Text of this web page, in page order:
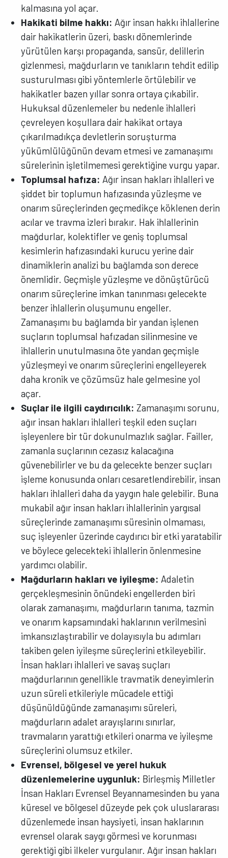
kalmasına yol açar.
Hakikati bilme hakkı: Ağır insan hakkı ihlallerine
dair hakikatlerin üzeri, baskı dönemlerinde
yürütülen karşı propaganda, sansür, delillerin
gizlenmesi, mağdurların ve tanıkların tehdit edilip
susturulması gibi yöntemlerle örtülebilir ve
hakikatler bazen yıllar sonra ortaya çıkabilir.
Hukuksal düzenlemeler bu nedenle ihlalleri
çevreleyen koşullara dair hakikat ortaya
çıkarılmadıkça devletlerin soruşturma
yükümlülüğünün devam etmesi ve zamanaşımı
sürelerinin işletilmemesi gerektiğine vurgu yapar.
Toplumsal hafıza: Ağır insan hakları ihlalleri ve
şiddet bir toplumun hafızasında yüzleşme ve
onarım süreçlerinden geçmedikçe köklenen derin
acılar ve travma izleri bırakır. Hak ihlallerinin
mağdurlar, kolektifler ve geniş toplumsal
kesimlerin hafızasındaki kurucu yerine dair
dinamiklerin analizi bu bağlamda son derece
önemlidir. Geçmişle yüzleşme ve dönüştürücü
onarım süreçlerine imkan tanınması gelecekte
benzer ihlallerin oluşumunu engeller.
Zamanaşımı bu bağlamda bir yandan işlenen
suçların toplumsal hafızadan silinmesine ve
ihlallerin unutulmasına öte yandan geçmişle
yüzleşmeyi ve onarım süreçlerini engelleyerek
daha kronik ve çözümsüz hale gelmesine yol
açar.
Suçlar ile ilgili caydırıcılık: Zamanaşımı sorunu,
ağır insan hakları ihlalleri teşkil eden suçları
işleyenlere bir tür dokunulmazlık sağlar. Failler,
zamanla suçlarının cezasız kalacağına
güvenebilirler ve bu da gelecekte benzer suçları
işleme konusunda onları cesaretlendirebilir, insan
hakları ihlalleri daha da yaygın hale gelebilir. Buna
mukabil ağır insan hakları ihlallerinin yargısal
süreçlerinde zamanaşımı süresinin olmaması,
suç işleyenler üzerinde caydırıcı bir etki yaratabilir
ve böylece gelecekteki ihlallerin önlenmesine
yardımcı olabilir.
Mağdurların hakları ve iyileşme: Adaletin
gerçekleşmesinin önündeki engellerden biri
olarak zamanaşımı, mağdurların tanıma, tazmin
ve onarım kapsamındaki haklarının verilmesini
imkansızlaştırabilir ve dolayısıyla bu adımları
takiben gelen iyileşme süreçlerini etkileyebilir.
İnsan hakları ihlalleri ve savaş suçları
mağdurlarının genellikle travmatik deneyimlerin
uzun süreli etkileriyle mücadele ettiği
düşünüldüğünde zamanaşımı süreleri,
mağdurların adalet arayışlarını sınırlar,
travmaların yarattığı etkileri onarma ve iyileşme
süreçlerini olumsuz etkiler.
Evrensel, bölgesel ve yerel hukuk
düzenlemelerine uygunluk: Birleşmiş Milletler
İnsan Hakları Evrensel Beyannamesinden bu yana
küresel ve bölgesel düzeyde pek çok uluslararası
düzenlemede insan haysiyeti, insan haklarının
evrensel olarak saygı görmesi ve korunması
gerektiği gibi ilkeler vurgulanır. Ağır insan hakları